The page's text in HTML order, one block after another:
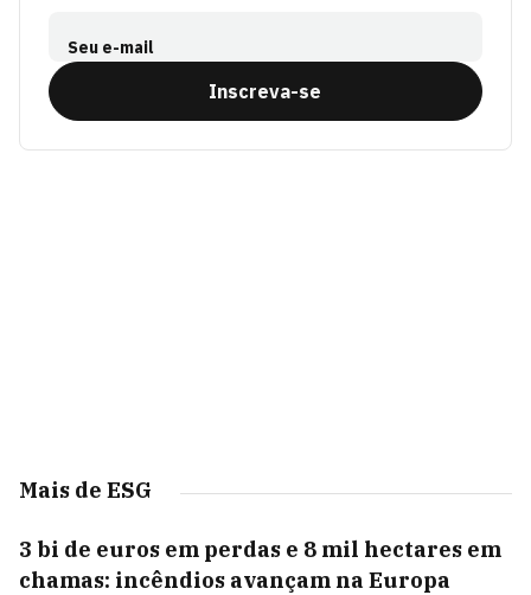
Seu e-mail
Inscreva-se
Mais de ESG
3 bi de euros em perdas e 8 mil hectares em
chamas: incêndios avançam na Europa